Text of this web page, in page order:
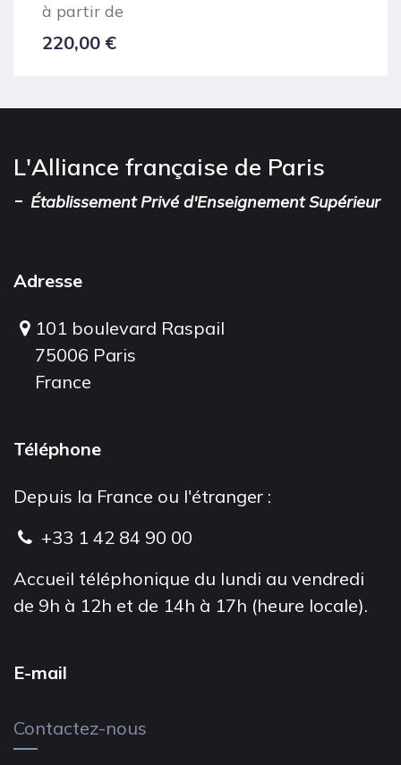
à partir de
220,00 €
L'Alliance française de Paris
- Établissement Privé d'Enseignement Supérieur
Adresse
101 boulevard Raspail
75006 Paris
France
Téléphone
Depuis la France ou l'étranger :
+33 1 42 84 90 00
Accueil téléphonique du lundi au vendredi
de 9h à 12h et de 14h à 17h (heure locale).
E-mail
Contactez-nous